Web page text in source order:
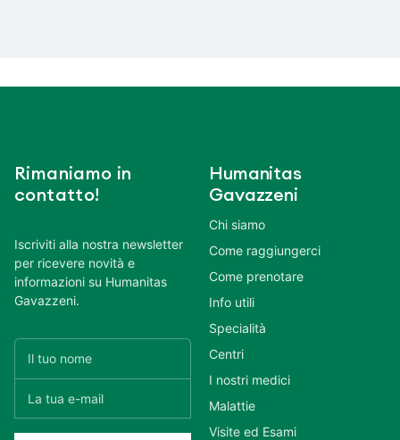
Rimaniamo in
contatto!
Iscriviti alla nostra newsletter
per ricevere novità e
informazioni su Humanitas
Gavazzeni.
Humanitas
Gavazzeni
Chi siamo
Come raggiungerci
Come prenotare
Info utili
Specialità
Centri
I nostri medici
Malattie
Visite ed Esami